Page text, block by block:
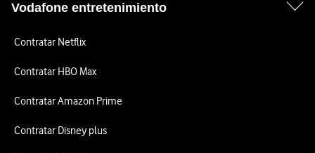
Vodafone entretenimiento
Contratar Netflix
Contratar HBO Max
Contratar Amazon Prime
Contratar Disney plus